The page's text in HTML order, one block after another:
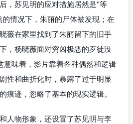
，苏见明的应对措施居然是“等
情况下，朱丽的尸体被发现；在
薇在家里找到了朱丽留下的旧手
，杨晓薇面对穷凶极恶的歹徒没
味着，影片靠着各种偶然和逻辑
性和曲折化时，暴露了过于明显
痕迹，忽略了基本的现实逻辑。
人物形象，还设置了苏见明与李